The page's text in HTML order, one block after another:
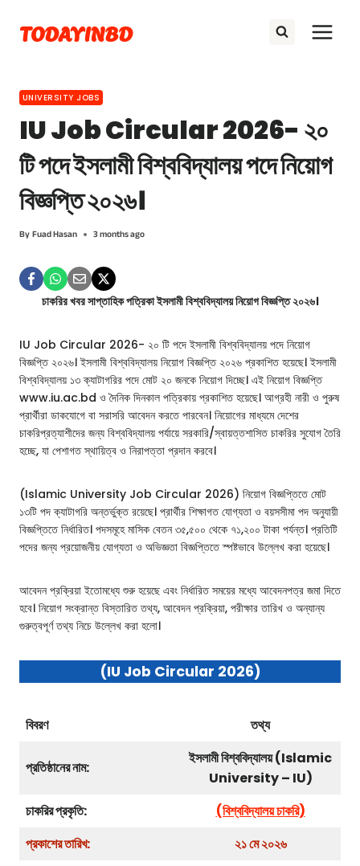
content
TODAYINBD
UNIVERSITY JOBS
IU Job Circular 2026- ২০
টি পদে ইসলামী বিশ্ববিদ্যালয় পদে নিয়োগ
বিজ্ঞপ্তি ২০২৬।
ByFuad Hasan 3 months ago
চাকরির খবর সাপ্তাহিক পত্রিকা ইসলামী বিশ্ববিদ্যালয় নিয়োগ বিজ্ঞপ্তি ২০২৬।
IU Job Circular 2026- ২০ টি পদে ইসলামী বিশ্ববিদ্যালয় পদে নিয়োগ
বিজ্ঞপ্তি ২০২৬। ইসলামী বিশ্ববিদ্যালয় নিয়োগ বিজ্ঞপ্তি ২০২৬ প্রকাশিত হয়েছে। ইসলামী
বিশ্ববিদ্যালয় ১৩ ক্যাটাগরির পদে মোট ২০ জনকে নিয়োগ দিচ্ছে। এই নিয়োগ বিজ্ঞপ্তি
www.iu.ac.bd ও দৈনিক দিনকাল পত্রিকায় প্রকাশিত হয়েছে। আগ্রহী নারী ও পুরুষ
প্রার্থীরা ডাকযোগে বা সরাসরি আবেদন করতে পারবেন। নিয়োগের মাধ্যমে দেশের
চাকরিপ্রত্যাশীদের জন্য বিশ্ববিদ্যালয় পর্যায়ে সরকারি/স্বায়ত্তশাসিত চাকরির সুযোগ তৈরি
হচ্ছে, যা পেশাগত স্থায়িত্ব ও নিরাপত্তা প্রদান করবে।
(Islamic University Job Circular 2026) নিয়োগ বিজ্ঞপ্তিতে মোট
১৩টি পদ ক্যাটাগরি অন্তর্ভুক্ত রয়েছে। প্রার্থীর শিক্ষাগত যোগ্যতা ও বয়সসীমা পদ অনুযায়ী
বিজ্ঞপ্তিতে নির্ধারিত। পদসমূহে মাসিক বেতন ৩৫,৫০০ থেকে ৭১,২০০ টাকা পর্যন্ত। প্রতিটি
পদের জন্য প্রয়োজনীয় যোগ্যতা ও অভিজ্ঞতা বিজ্ঞপ্তিতে স্পষ্টভাবে উল্লেখ করা হয়েছে।
আবেদন প্রক্রিয়া ইতোমধ্যে শুরু হয়েছে এবং নির্ধারিত সময়ের মধ্যে আবেদনপত্র জমা দিতে
হবে। নিয়োগ সংক্রান্ত বিস্তারিত তথ্য, আবেদন প্রক্রিয়া, পরীক্ষার তারিখ ও অন্যান্য
গুরুত্বপূর্ণ তথ্য নিচে উল্লেখ করা হলো।
(IU Job Circular 2026)
বিবরণ তথ্য
প্রতিষ্ঠানের নাম:
ইসলামী বিশ্ববিদ্যালয় (Islamic
University – IU)
চাকরির প্রকৃতি:
(বিশ্ববিদ্যালয়চাকরি)
প্রকাশের তারিখ:
২১মে ২০২৬